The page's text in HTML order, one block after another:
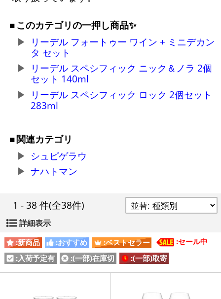
このカテゴリの一押し商品✨
リーデル フォートゥー ワイン + ミニデカン
タ セット
リーデル スペシフィック ニック＆ノラ 2個
セット 140ml
リーデル スペシフィック ロック 2個セット
283ml
関連カテゴリ
シュピゲラウ
ナハトマン
1 - 38 件(全38件)
詳細表示
:新商品 :おすすめ :ベストセラー
:セール中
:入荷予定有
:(一部)在庫切 :(一部)取寄